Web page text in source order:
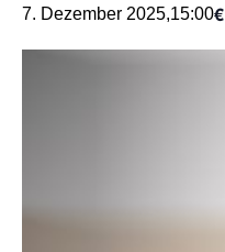
7. Dezember 2025,15:00